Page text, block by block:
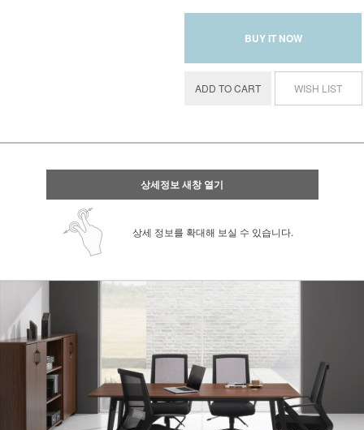
BUY IT NOW
ADD TO CART WISH LIST
상세정보 새창 열기
상세 정보를 확대해 보실 수 있습니다.